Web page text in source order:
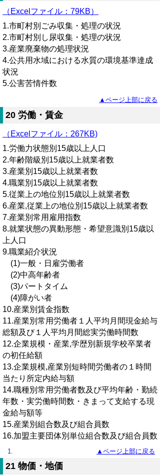
（Excelファイル：79KB）
1.市町村別ごみ収集・処理の状況
2.市町村別し尿収集・処理の状況
3.産業廃棄物の処理状況
4.公共用水域における水質の環境基準達成
状況
5.公害苦情件数
▲ページ上部に戻る
20 労働・賃金
（Excelファイル：267KB)
1.労働力状態別15歳以上人口
2.年齢階級別15歳以上就業者数
3.産業別15歳以上就業者数
4.職業別15歳以上就業者数
5.従業上の地位別15歳以上就業者数
6.産業,従業上の地位別15歳以上就業者数
7.産業別常用雇用指数
8.就業状態の異動形態・希望意識別15歳以
上人口
9.職業紹介状況
(1)一般・日雇労働者
(2)中高年齢者
(3)パートタイム
(4)障がい者
10.産業別賃金指数
11.産業別常用労働者１人平均月間現金給与
総額及び１人平均月間総実労働時間数
12.企業規模・産業,学歴別新規学校卒業者
の初任給額
13.企業規模,産業別短時間労働者の１時間
当たり所定内給与額
14.職種別常用労働者数及び平均年齢・勤続
年数・実労働時間数・きまって支給する現
金給与額等
15.産業別組合数及び組合員数
16.加盟主要団体別単位組合数及び組合員数
▲ページ上部に戻る
21 物価・地価